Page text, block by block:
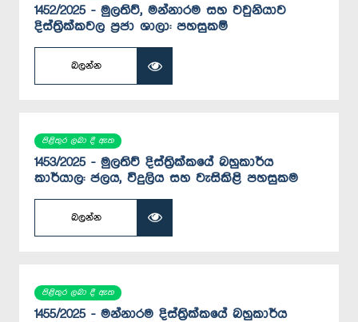
1452/2025 - මුලතිව්, මන්නාරම සහ වවුනියාව
දිස්ත්‍රික්කවල ප්‍රජා ශාලා: පහසුකම්
බලන්න
පිළිතුර ලබා දී ඇත
1453/2025 - මුලතිව් දිස්ත්‍රික්කයේ බහුකාර්ය
කාර්යාල: ජලය, විදුලිය සහ වැසිකිළි පහසුකම
බලන්න
පිළිතුර ලබා දී ඇත
1455/2025 - මන්නාරම දිස්ත්‍රික්කයේ බහුකාර්ය